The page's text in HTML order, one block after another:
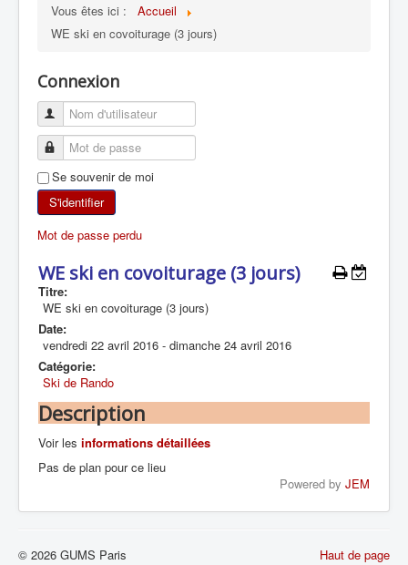
TOUT SUR LE GUMS
ESCALADE
ALPINISME
SKI DE RANDONNÉE
RANDONNÉE SPORTIVE
Vous êtes ici :
Accueil
WE ski en covoiturage (3 jours)
Connexion
Se souvenir de moi
S'identifier
Mot de passe perdu
WE ski en covoiturage (3 jours)
Titre:
WE ski en covoiturage (3 jours)
Date:
vendredi 22 avril 2016 - dimanche 24 avril 2016
Catégorie:
Ski de Rando
Description
Voir les informations détaillées
Pas de plan pour ce lieu
Powered by JEM
Haut de page
© 2026 GUMS Paris